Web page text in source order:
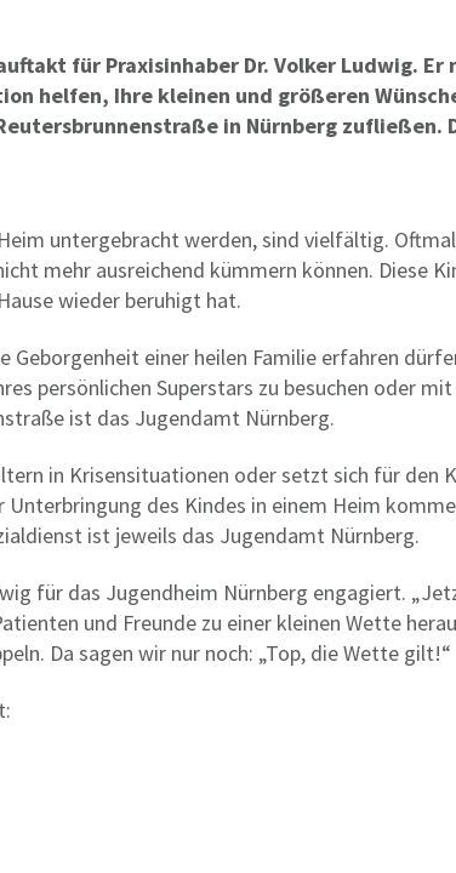
für Praxisinhaber Dr. Volker Ludwig.
helfen, Ihre kleinen und größeren
in Nürnberg zufließen.
untergebracht werden, sind vielfältig.
mehr ausreichend kümmern können. Diese
wieder beruhigt hat.
einer heilen Familie erfahren
persönlichen Superstars zu besuchen oder
ist das Jugendamt Nürnberg.
in Krisensituationen oder setzt sich für den
des Kindes in einem Heim
ist jeweils das Jugendamt Nürnberg.
für das Jugendheim Nürnberg engagiert.
und Freunde zu einer kleinen Wette
Da sagen wir nur noch: „Top, die Wette gilt!“